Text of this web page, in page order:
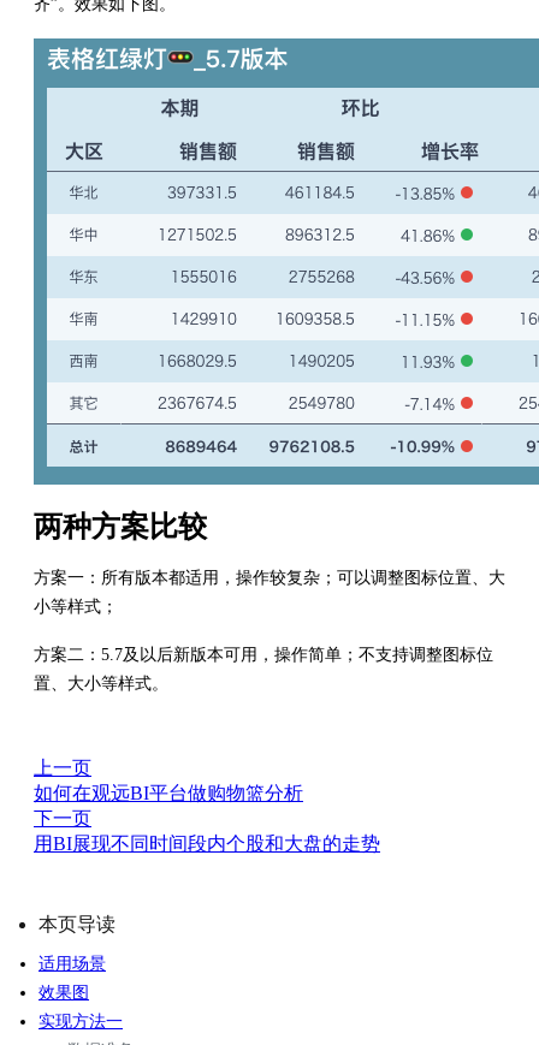
齐”。效果如下图。
两种方案比较
方案一：所有版本都适用，操作较复杂；可以调整图标位置、大
小等样式；
方案二：5.7及以后新版本可用，操作简单；不支持调整图标位
置、大小等样式。
上一页
如何在观远BI平台做购物篮分析
下一页
用BI展现不同时间段内个股和大盘的走势
本页导读
适用场景
效果图
实现方法一